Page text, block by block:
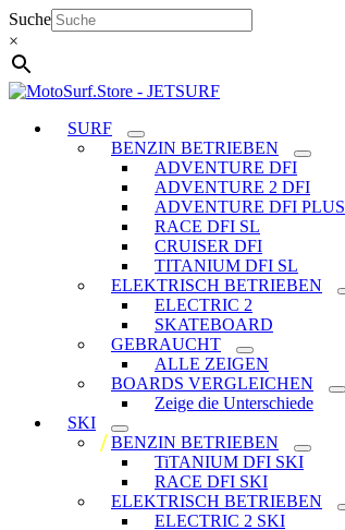
Zum
Inhalt
springen
Suche
×
SURF
BENZIN BETRIEBEN
ADVENTURE DFI
ADVENTURE 2 DFI
ADVENTURE DFI PLUS
RACE DFI SL
CRUISER DFI
TITANIUM DFI SL
ELEKTRISCH BETRIEBEN
ELECTRIC 2
SKATEBOARD
GEBRAUCHT
ALLE ZEIGEN
BOARDS VERGLEICHEN
Zeige die Unterschiede
SKI
BENZIN BETRIEBEN
TiTANIUM DFI SKI
RACE DFI SKI
ELEKTRISCH BETRIEBEN
ELECTRIC 2 SKI